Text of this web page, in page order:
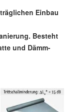
Einbau
Besteht
und Dämm-